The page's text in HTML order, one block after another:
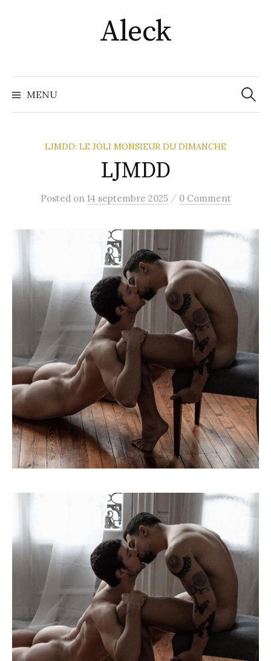
Aleck
MENU
LJMDD: LE JOLI MONSIEUR DU DIMANCHE
LJMDD
Posted on 14 septembre 2025 / 0 Comment